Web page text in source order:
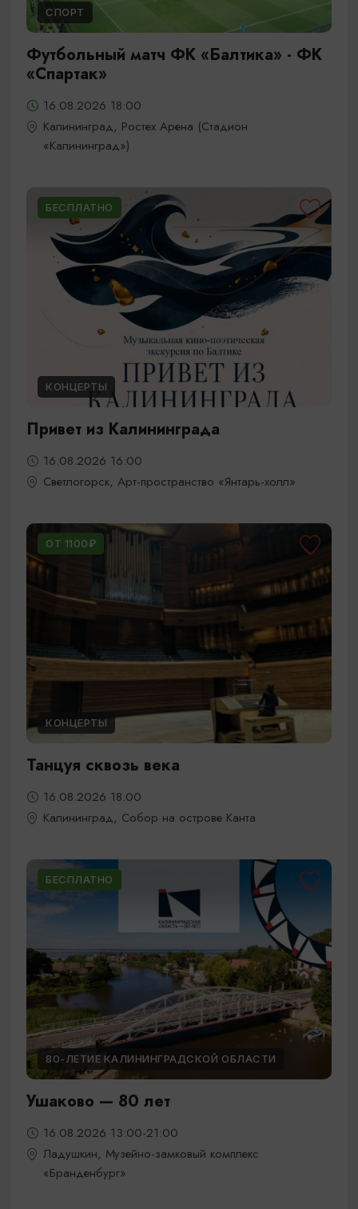
СПОРТ
Футбольный матч ФК «Балтика» - ФК
«Спартак»
16.08.2026 18:00
Калининград, Ростех Арена (Стадион
«Калининград»)
БЕСПЛАТНО
КОНЦЕРТЫ
Привет из Калининграда
16.08.2026 16:00
Светлогорск, Арт-пространство «Янтарь-холл»
ОТ 1100₽
КОНЦЕРТЫ
Танцуя сквозь века
16.08.2026 18:00
Калининград, Собор на острове Канта
БЕСПЛАТНО
80-ЛЕТИЕ КАЛИНИНГРАДСКОЙ ОБЛАСТИ
Ушаково — 80 лет
16.08.2026 13:00-21:00
Ладушкин, Музейно-замковый комплекс
«Бранденбург»